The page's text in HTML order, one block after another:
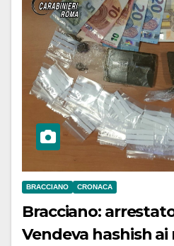
BRACCIANO CRONACA
Bracciano:
Vendeva hashish